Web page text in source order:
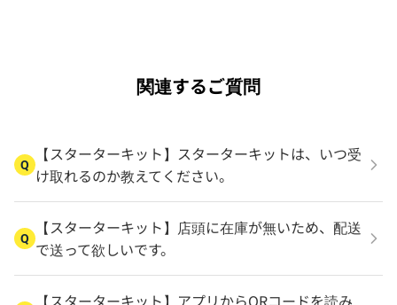
関連するご質問
Q
【スターターキット】スターターキットは、いつ受
け取れるのか教えてください。
Q
【スターターキット】店頭に在庫が無いため、配送
で送って欲しいです。
【スターターキット】アプリからQRコードを読み